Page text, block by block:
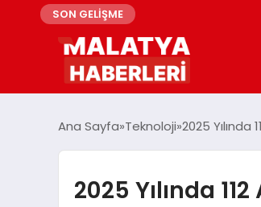
SON GELİŞME
Ana Sayfa Teknoloji 2025 Yılında
2025 Yılında